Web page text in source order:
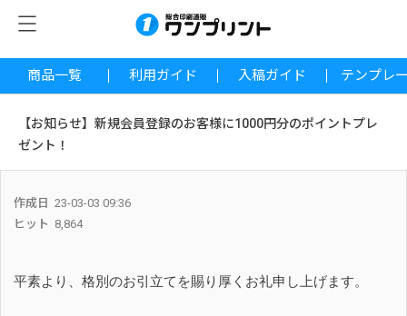
商品一覧 利用ガイド 入稿ガイド テンプレ
【お知らせ】新規会員登録のお客様に1000円分のポイントプレ
ゼント！
作成日 23-03-03 09:36
ヒット 8,864
平素より、格別のお引立てを賜り厚くお礼申し上げます。